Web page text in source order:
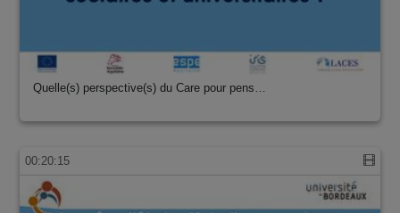
Quelle(s) perspective(s) du Care pour pens…
00:20:15